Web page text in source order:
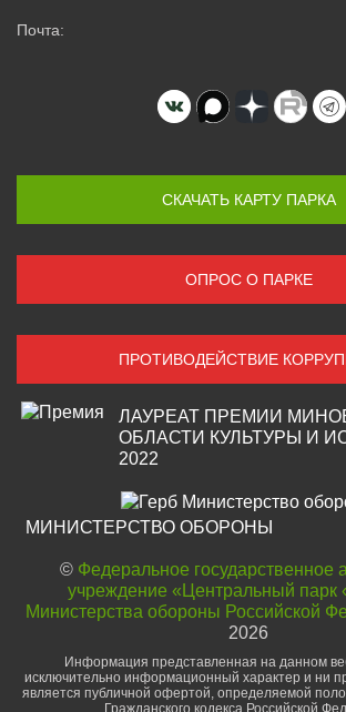
Почта:
СКАЧАТЬ КАРТУ ПАРКА
ОПРОС О ПАРКЕ
ПРОТИВОДЕЙСТВИЕ
ЛАУРЕАТ ПРЕМИИ
ОБЛАСТИ КУЛЬТУРЫ И
2022
МИНИСТЕРСТВО ОБОРОНЫ
© Федеральное государственное
учреждение «Центральный парк
Министерства обороны Российской
2026
Информация представленная на данном
исключительно информационный характер и ни
является публичной офертой, определяемой
Гражданского кодекса Российской